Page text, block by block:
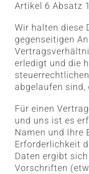
Artikel 6 Absatz
Wir halten diese
gegenseitigen
erledigt und die
abgelaufen sind,
Für einen
und uns ist es
Namen und Ihre
Erforderlichkeit
Daten ergibt
Vorschriften